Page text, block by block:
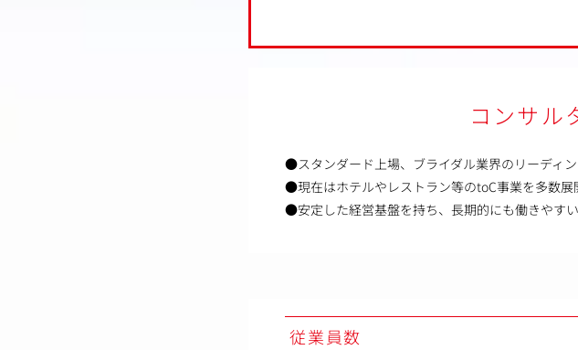
コンサル
●スタンダード上場、ブライダル業界のリーディ
●現在はホテルやレストラン等のtoC事業を多数展
●安定した経営基盤を持ち、長期的にも働きやす
従業員数